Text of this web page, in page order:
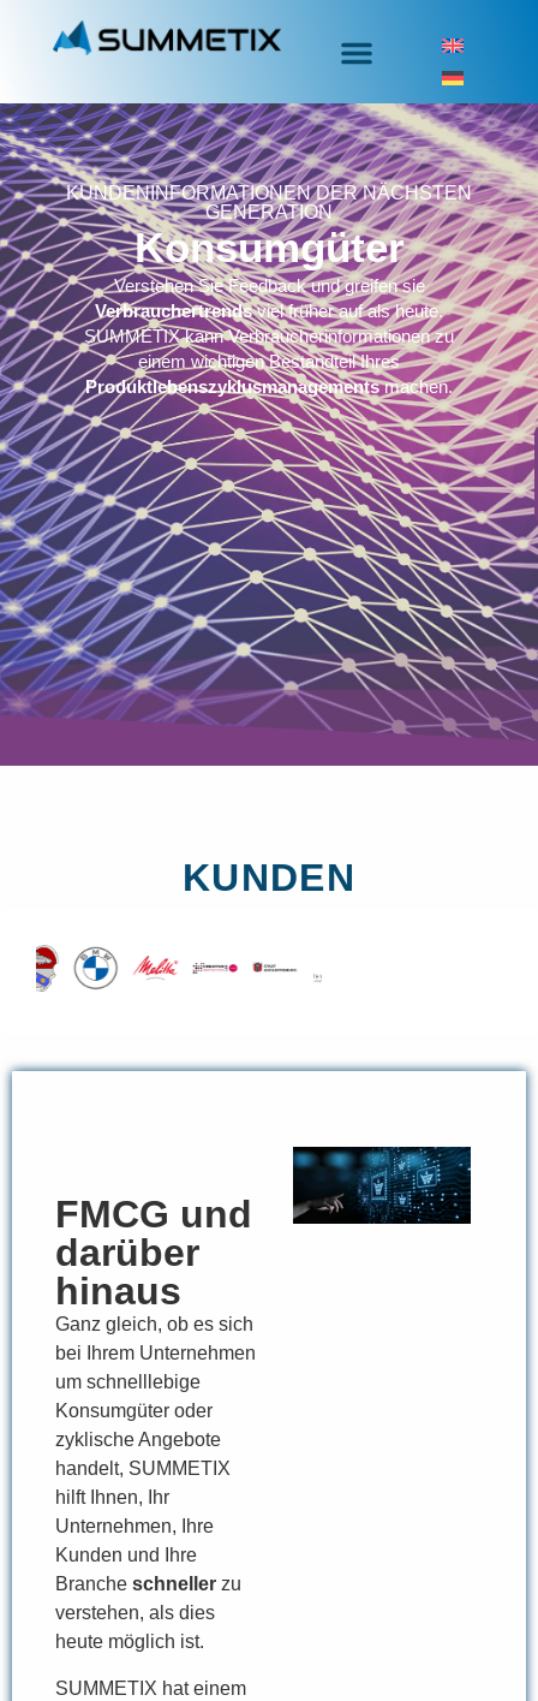
KUNDENINFORMATIONEN DER NÄCHSTEN
GENERATION
Konsumgüter
Verstehen Sie Feedback undgreifen sie
Verbrauchertrendsviel früher auf als heute.
SUMMETIXkann Verbraucherinformationen zu
einem wichtigen Bestandteil Ihres
Produktlebenszyklusmanagementsmachen.
KUNDEN
FMCG und
darüber
hinaus
Ganz gleich, ob es sich
bei Ihrem Unternehmen
um schnelllebige
Konsumgüter oder
zyklische Angebote
handelt, SUMMETIX
hilft Ihnen, Ihr
Unternehmen, Ihre
Kunden und Ihre
Branche schnellerzu
verstehen, als dies
heute möglich ist.
SUMMETIX hat einem